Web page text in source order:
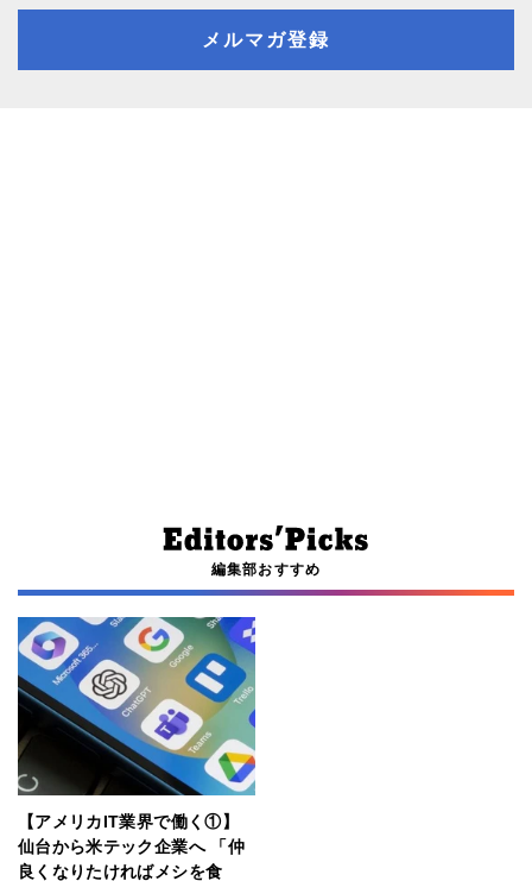
メルマガ登録
編集部おすすめ
【アメリカIT業界で働く①】
仙台から米テック企業へ 「仲
良くなりたければメシを食